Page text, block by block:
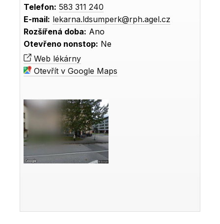
Telefon: 583 311 240
E-mail: lekarna.ldsumperk@rph.agel.cz
Rozšířená doba: Ano
Otevřeno nonstop: Ne
Web lékárny
Otevřít v Google Maps